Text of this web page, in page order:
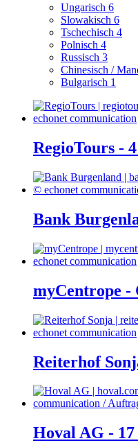
Ungarisch 6
Slowakisch 6
Tschechisch 4
Polnisch 4
Russisch 3
Chinesisch /
Bulgarisch 1
RegioTours -
Bank
myCentrope -
Reiterhof
Hoval AG -